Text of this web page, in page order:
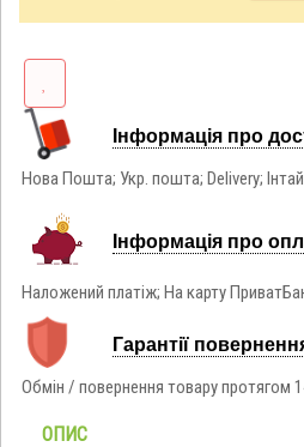
Інформація про
Нова Пошта; Укр. пошта; Delivery;
Інформація про
Наложений платіж; На карту
Гарантії
Обмін / повернення товару протягом
ОПИС